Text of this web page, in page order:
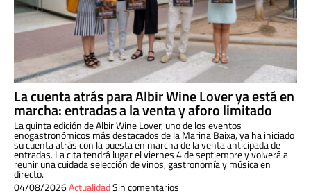
La cuenta atrás para Albir Wine Lover ya está en
marcha: entradas a la venta y aforo limitado
La quinta edición de Albir Wine Lover, uno de los eventos
enogastronómicos más destacados de la Marina Baixa, ya ha iniciado
su cuenta atrás con la puesta en marcha de la venta anticipada de
entradas. La cita tendrá lugar el viernes 4 de septiembre y volverá a
reunir una cuidada selección de vinos, gastronomía y música en
directo.
04/08/2026ActualidadSin comentarios